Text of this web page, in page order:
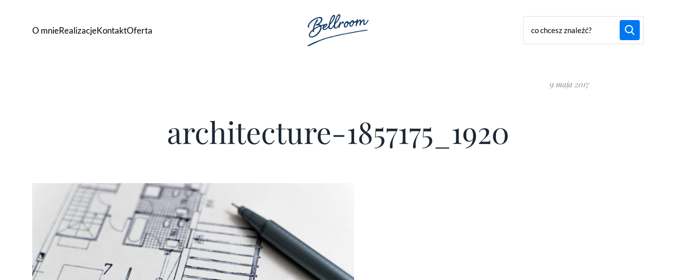
O mnieRealizacjeKontaktOferta
9 maja 2017
architecture-1857175_1920